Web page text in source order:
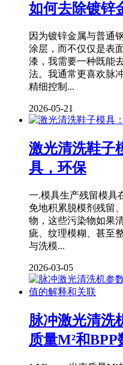
如何去除镀锌
因为镀锌金属与普通
涂层，而不仅仅是表
漆，我需要一种既能
法。我通常更喜欢脉
精细控制...
2026-05-21
激光清洗鞋子
具，环保
一.模具生产残留模具
免地积累脱模剂残留
物，这些污染物如果
疵、纹理模糊、甚至
与洗模...
2026-03-05
脉冲激光清洗
质量M²和